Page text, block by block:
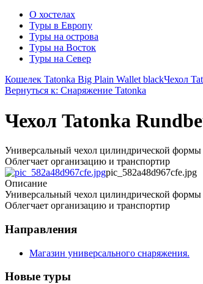
О хостелах
Туры в Европу
Туры на острова
Туры на Восток
Туры на Север
Кошелек Tatonka Big Plain Wallet blackЧехол
Вернуться к: Снаряжение Tatonka
Чехол Tatonka
Универсальный чехол цилиндрической
Облегчает организацию и транспортир
pic_582a48d967cfe.jpg
Описание
Универсальный чехол цилиндрической
Облегчает организацию и транспортир
Направления
Магазин универсального снаряжения.
Новые туры